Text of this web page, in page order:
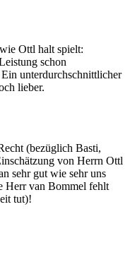
Ottl halt spielt:
schon
unterdurchschnittlicher
lieber.
(bezüglich Basti,
von Herrn Ottl
sehr gut wie sehr uns
Herr van Bommel fehlt
tut)!